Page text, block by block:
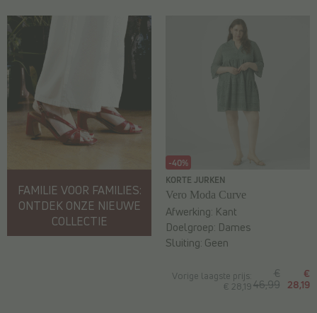
FAMILIE VOOR FAMILIES:
ONTDEK ONZE NIEUWE
COLLECTIE
-40%
KORTE JURKEN
Vero Moda Curve
Vorige laagste prijs:
€ 28,19
€
46,99
€
28,19
Afwerking: Kant
Doelgroep: Dames
Sluiting: Geen